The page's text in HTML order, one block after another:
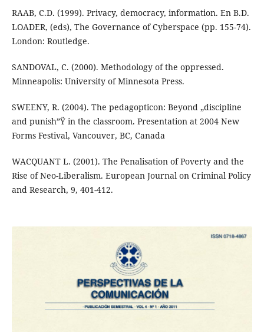
RAAB, C.D. (1999). Privacy, democracy, information. En B.D.
LOADER, (eds), The Governance of Cyberspace (pp. 155-74).
London: Routledge.
SANDOVAL, C. (2000). Methodology of the oppressed.
Minneapolis: University of Minnesota Press.
SWEENY, R. (2004). The pedagopticon: Beyond „discipline
and punish”Ÿ in the classroom. Presentation at 2004 New
Forms Festival, Vancouver, BC, Canada
WACQUANT L. (2001). The Penalisation of Poverty and the
Rise of Neo-Liberalism. European Journal on Criminal Policy
and Research, 9, 401-412.